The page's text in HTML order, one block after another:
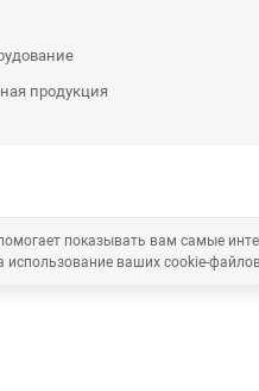
продукция
показывать вам самые
использование ваших cookie-